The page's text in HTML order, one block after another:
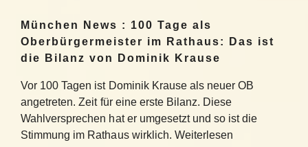
München News : 100 Tage als
Oberbürgermeister im Rathaus: Das ist
die Bilanz von Dominik Krause
Vor 100 Tagen ist Dominik Krause als neuer OB
angetreten. Zeit für eine erste Bilanz. Diese
Wahlversprechen hat er umgesetzt und so ist die
Stimmung im Rathaus wirklich. Weiterlesen